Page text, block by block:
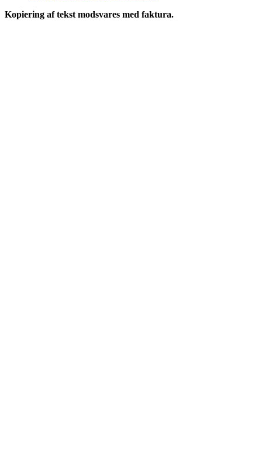
Kopiering af tekst modsvares med faktura.